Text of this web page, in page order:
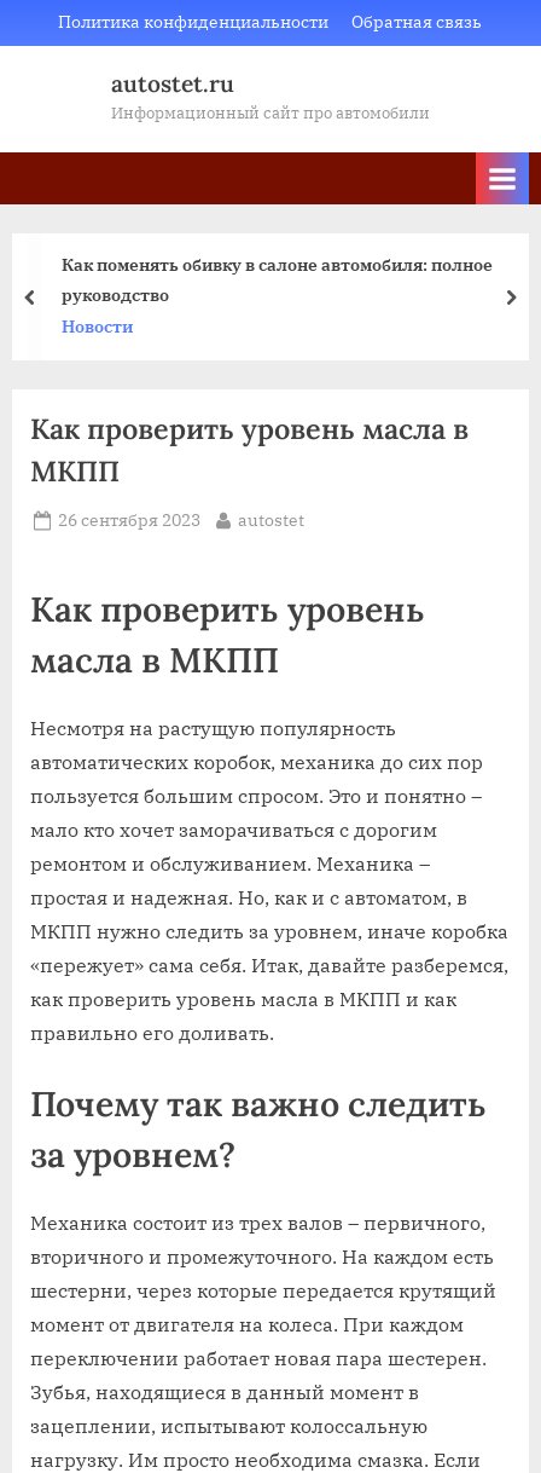
to
Политика конфиденциальности Обратная связь
autostet.ru
Информационный сайт про автомобили
Как поменять обивку в салоне автомобиля: полное
руководство
Новости
пред
Как проверить уровень масла в
МКПП
Posted
26 сентября 2023 By
autostet
Как проверить уровень
масла в МКПП
Несмотря на растущую популярность
автоматических коробок, механика до сих пор
пользуется большим спросом. Это и понятно –
мало кто хочет заморачиваться с дорогим
ремонтом и обслуживанием. Механика –
простая и надежная. Но, как и с автоматом, в
МКПП нужно следить за уровнем, иначе коробка
«пережует» сама себя. Итак, давайте разберемся,
как проверить уровень масла в МКПП и как
правильно его доливать.
Почему так важно следить
за уровнем?
Механика состоит из трех валов – первичного,
вторичного и промежуточного. На каждом есть
шестерни, через которые передается крутящий
момент от двигателя на колеса. При каждом
переключении работает новая пара шестерен.
Зубья, находящиеся в данный момент в
зацеплении, испытывают колоссальную
нагрузку. Им просто необходима смазка. Если